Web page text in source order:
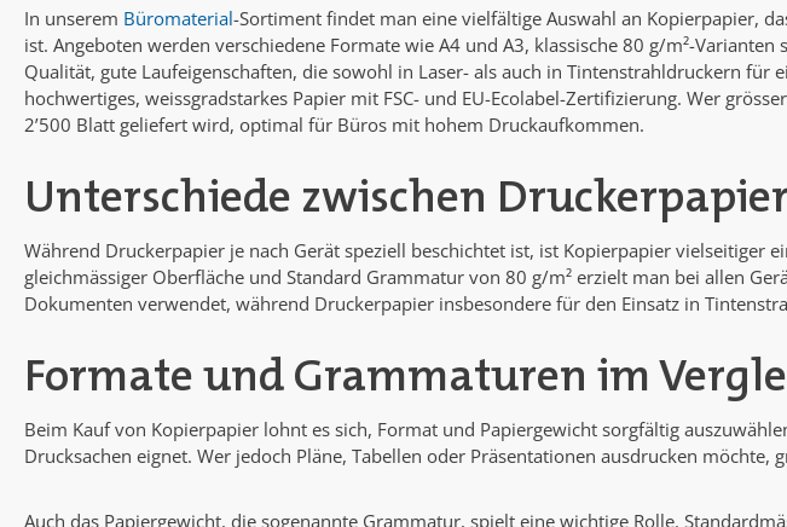
In unserem Büromaterial-Sortiment findet man eine vielfältige Auswahl an Kopierpapier,
ist. Angeboten werden verschiedene Formate wie A4 und A3, klassische 80 g/m²-
Qualität, gute Laufeigenschaften, die sowohl in Laser- als auch in Tintenstrahldruckern für
hochwertiges, weissgradstarkes Papier mit FSC- und EU-Ecolabel-Zertifizierung. Wer
2’500 Blatt geliefert wird, optimal für Büros mit hohem Druckaufkommen.
Unterschiede zwischen
Während Druckerpapier je nach Gerät speziell beschichtet ist, ist Kopierpapier vielseitiger
gleichmässiger Oberfläche und Standard Grammatur von 80 g/m² erzielt man bei allen
Dokumenten verwendet, während Druckerpapier insbesondere für den Einsatz in
Formate und Grammaturen im
Beim Kauf von Kopierpapier lohnt es sich, Format und Papiergewicht sorgfältig
Drucksachen eignet. Wer jedoch Pläne, Tabellen oder Präsentationen ausdrucken
Auch das Papiergewicht, die sogenannte Grammatur, spielt eine wichtige Rolle.